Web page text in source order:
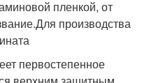
пленкой, от
производства
первостепенное